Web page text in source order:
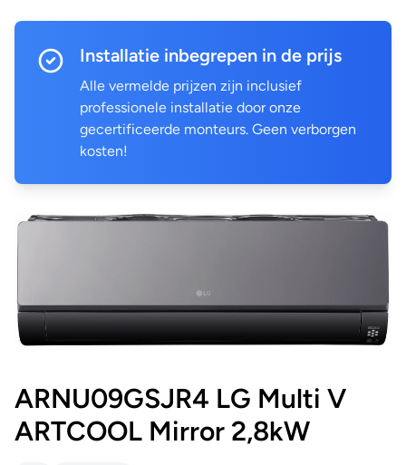
Installatie inbegrepen in de prijs
Alle vermelde prijzen zijn inclusief
professionele installatie door onze
gecertificeerde monteurs. Geen verborgen
kosten!
ARNU09GSJR4 LG Multi V
ARTCOOL Mirror 2,8kW